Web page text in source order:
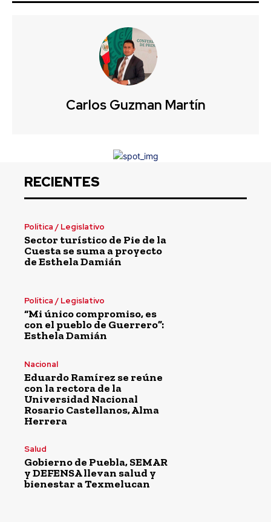
Carlos Guzman Martín
RECIENTES
Política / Legislativo
Sector turístico de Pie de la
Cuesta se suma a proyecto
de Esthela Damián
Política / Legislativo
“Mi único compromiso, es
con el pueblo de Guerrero”:
Esthela Damián
Nacional
Eduardo Ramírez se reúne
con la rectora de la
Universidad Nacional
Rosario Castellanos, Alma
Herrera
Salud
Gobierno de Puebla, SEMAR
y DEFENSA llevan salud y
bienestar a Texmelucan